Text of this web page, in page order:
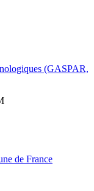
(GASPAR,
de France